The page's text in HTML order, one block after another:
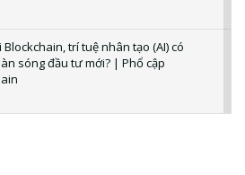
Blockchain, trí tuệ nhân tạo (AI) có
sóng đầu tư mới? | Phổ cập